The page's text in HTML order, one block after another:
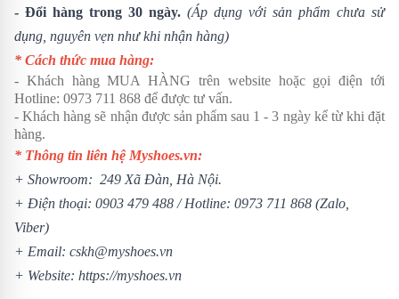
- Đổi hàng trong 30 ngày. (Áp dụng với sản phẩm chưa sử
dụng, nguyên vẹn như khi nhận hàng)
* Cách thức mua hàng:
- Khách hàng MUA HÀNG trên website hoặc gọi điện tới
Hotline: 0973 711 868 để được tư vấn.
- Khách hàng sẽ nhận được sản phẩm sau 1 - 3 ngày kể từ khi đặt
hàng.
* Thông tin liên hệ Myshoes.vn:
+ Showroom: 249 Xã Đàn, Hà Nội.
+ Điện thoại: 0903 479 488 /Hotline: 0973 711 868 (Zalo,
Viber)
+ Email: cskh@myshoes.vn
+ Website: https://myshoes.vn